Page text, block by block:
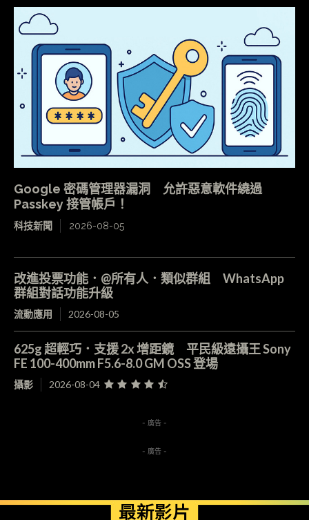
Google 密碼管理器漏洞 允許惡意軟件繞過
Passkey 接管帳戶！
科技新聞 2026-08-05
改進投票功能．@所有人．類似群組 WhatsApp
群組對話功能升級
流動應用 2026-08-05
625g 超輕巧．支援 2x 增距鏡 平民級遠攝王 Sony
FE 100-400mm F5.6-8.0 GM OSS 登場
攝影 2026-08-04
- 廣告 -
- 廣告 -
最新影片